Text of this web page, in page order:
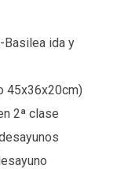
ida y
45x36x20cm)
2ª clase